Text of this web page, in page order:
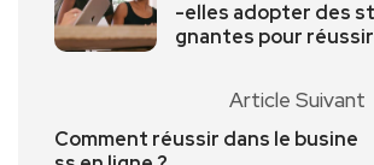
-elles adopter des
gnantes pour réussir
Article Suivant
Comment réussir dans le busine